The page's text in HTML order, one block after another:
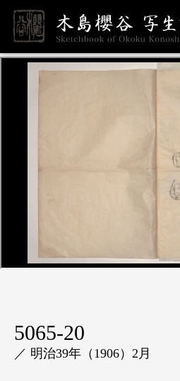
5065-20
／ 明治39年（1906）2月